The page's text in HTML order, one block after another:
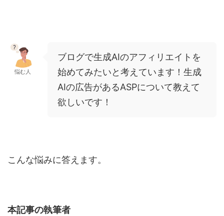
悩む人
ブログで生成AIのアフィリエイトを
始めてみたいと考えています！生成
AIの広告があるASPについて教えて
欲しいです！
こんな悩みに答えます。
本記事の執筆者